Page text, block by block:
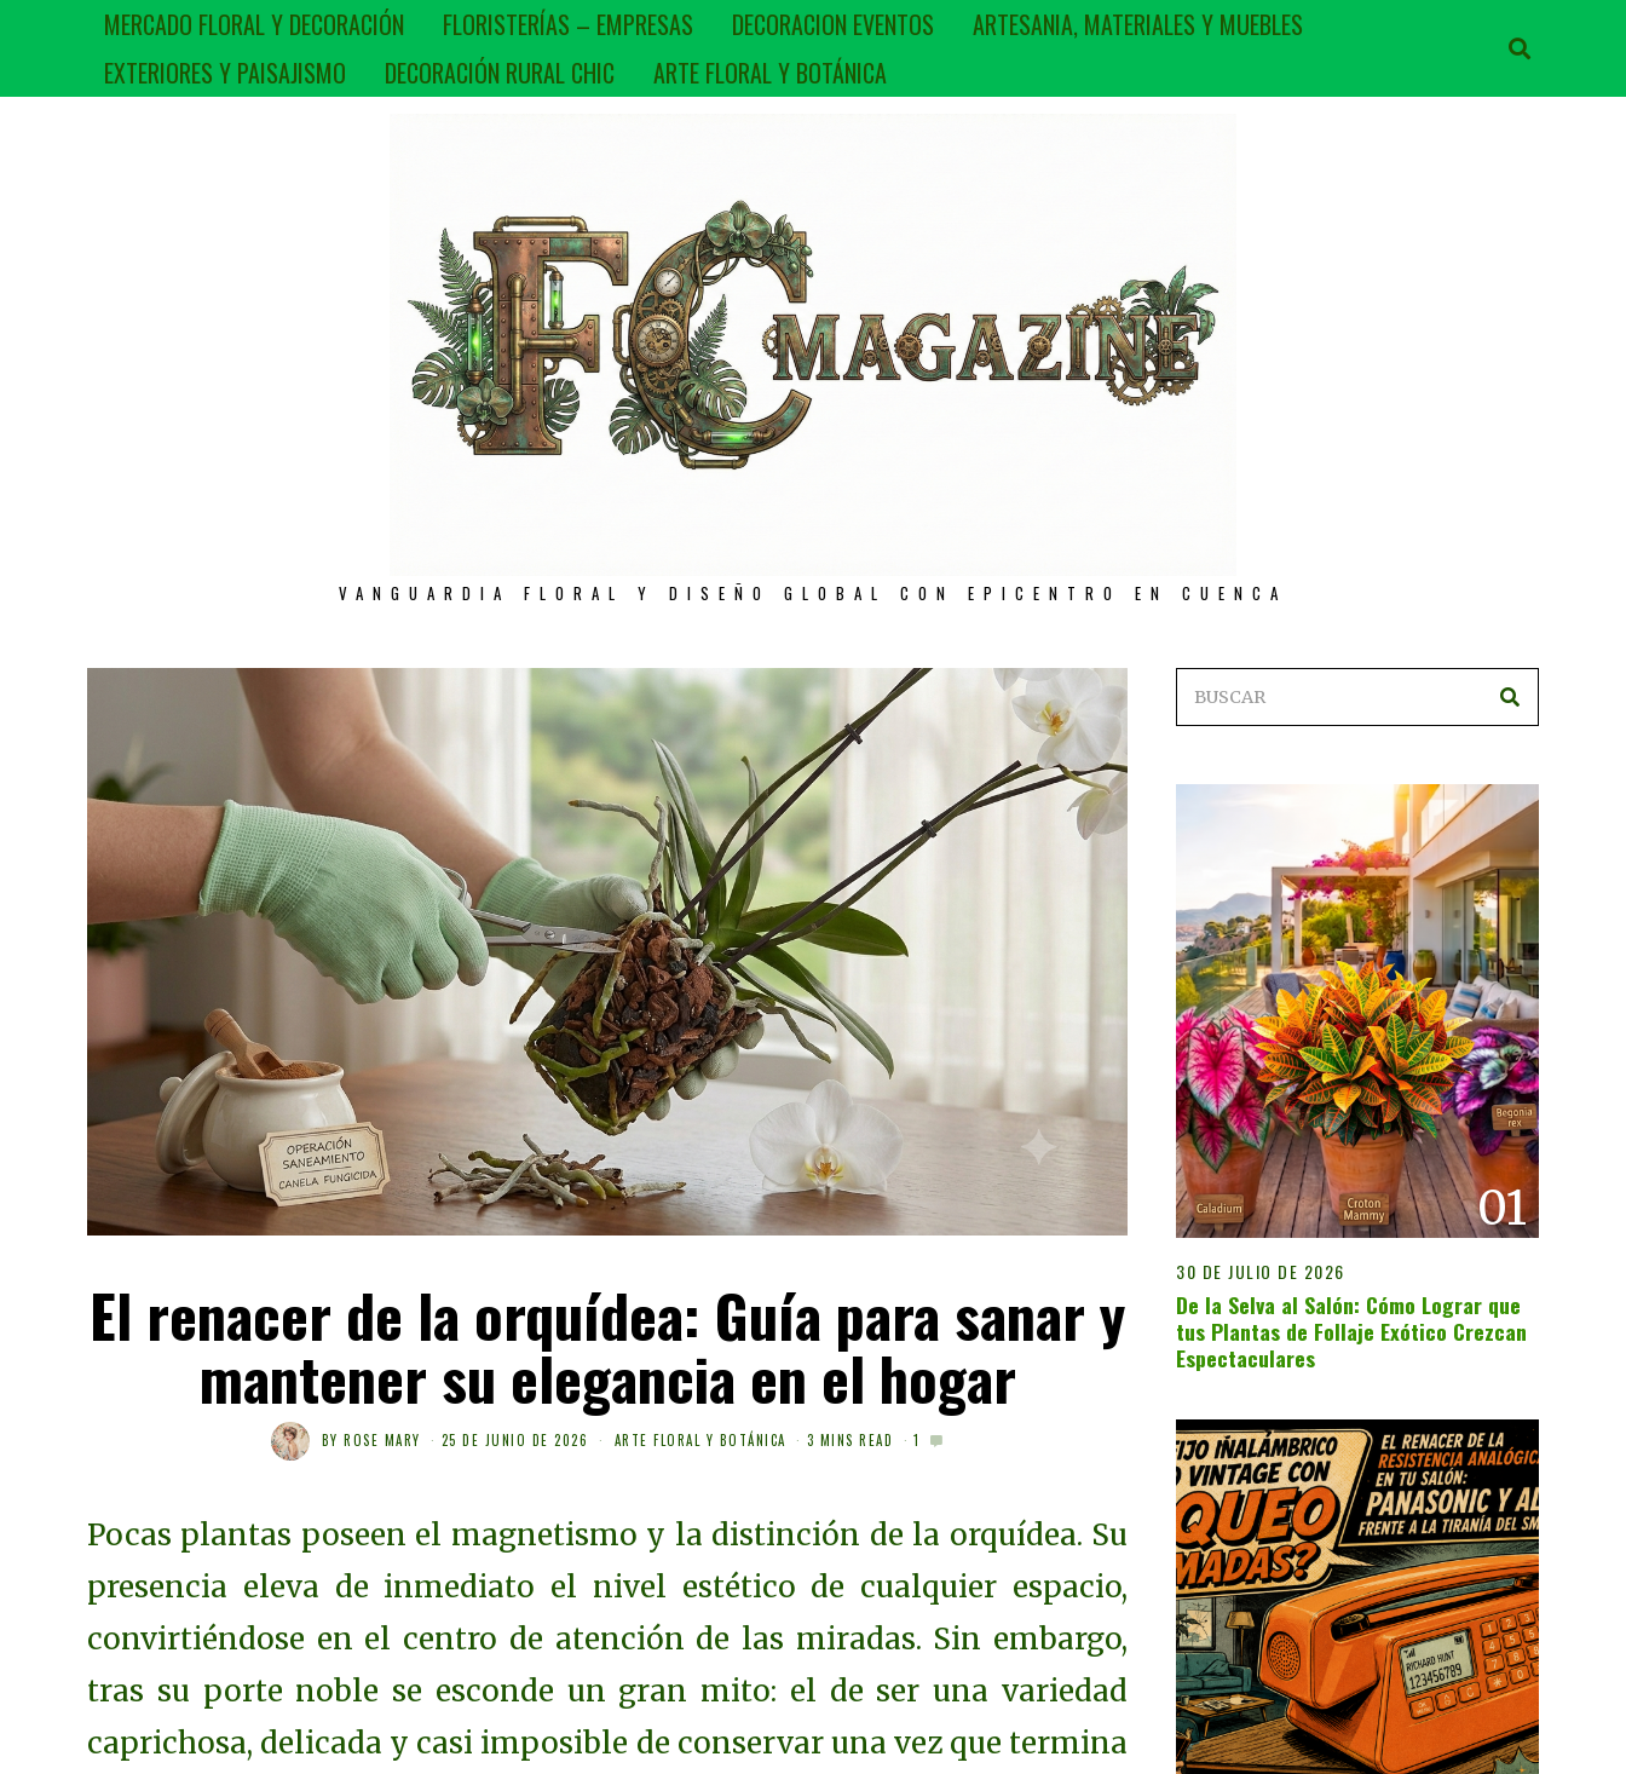
MERCADO FLORAL Y DECORACIÓN FLORISTERÍAS – EMPRESAS DECORACION EVENTOS
ARTESANIA, MATERIALES Y MUEBLES
EXTERIORES Y PAISAJISMO
DECORACIÓN RURAL CHIC ARTE FLORAL Y BOTÁNICA
VANGUARDIA FLORAL Y DISEÑO GLOBAL CON EPICENTRO EN CUENCA
El renacer de la orquídea: Guía para sanar y
mantener su elegancia en el hogar
BY ROSE MARY 25 DE JUNIO DE 2026 ARTE FLORAL Y BOTÁNICA 3 MINS READ 1
Pocas plantas poseen el magnetismo y la distinción de la orquídea. Su
presencia eleva de inmediato el nivel estético de cualquier espacio,
convirtiéndose en el centro de atención de las miradas. Sin embargo,
tras su porte noble se esconde un gran mito: el de ser una variedad
caprichosa, delicada y casi imposible de conservar una vez que termina
01
30 DE JULIO DE 2026
De la Selva al Salón: Cómo Lograr que
tus Plantas de Follaje Exótico Crezcan
Espectaculares